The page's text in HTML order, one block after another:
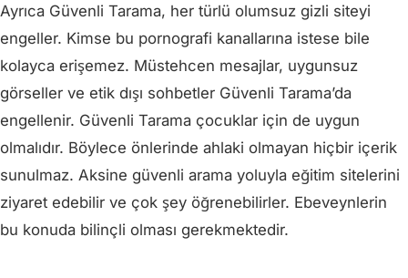
Ayrıca Güvenli Tarama, her türlü olumsuz gizli siteyi
engeller. Kimse bu pornografi kanallarına istese bile
kolayca erişemez. Müstehcen mesajlar, uygunsuz
görseller ve etik dışı sohbetler Güvenli Tarama’da
engellenir. Güvenli Tarama çocuklar için de uygun
olmalıdır. Böylece önlerinde ahlaki olmayan hiçbir içerik
sunulmaz. Aksine güvenli arama yoluyla eğitim sitelerini
ziyaret edebilir ve çok şey öğrenebilirler. Ebeveynlerin
bu konuda bilinçli olması gerekmektedir.